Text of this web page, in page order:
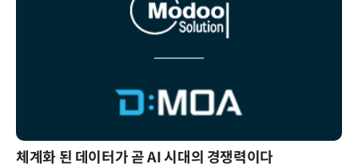
체계화 된 데이터가 곧 AI 시대의 경쟁력이다